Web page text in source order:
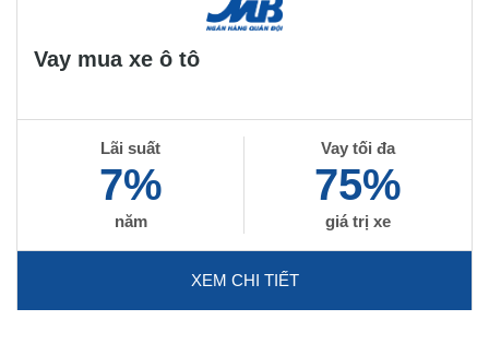
Vay mua xe ô tô
Lãi suất
7%
năm
Vay tối đa
75%
giá trị xe
XEM CHI TIẾT